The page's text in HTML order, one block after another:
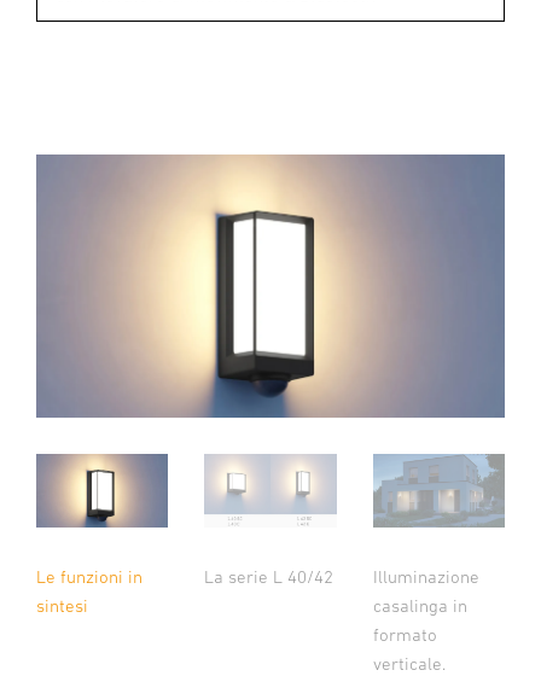
Le funzioni in
sintesi
La serie L 40/42
Illuminazione
casalinga in
formato
verticale.